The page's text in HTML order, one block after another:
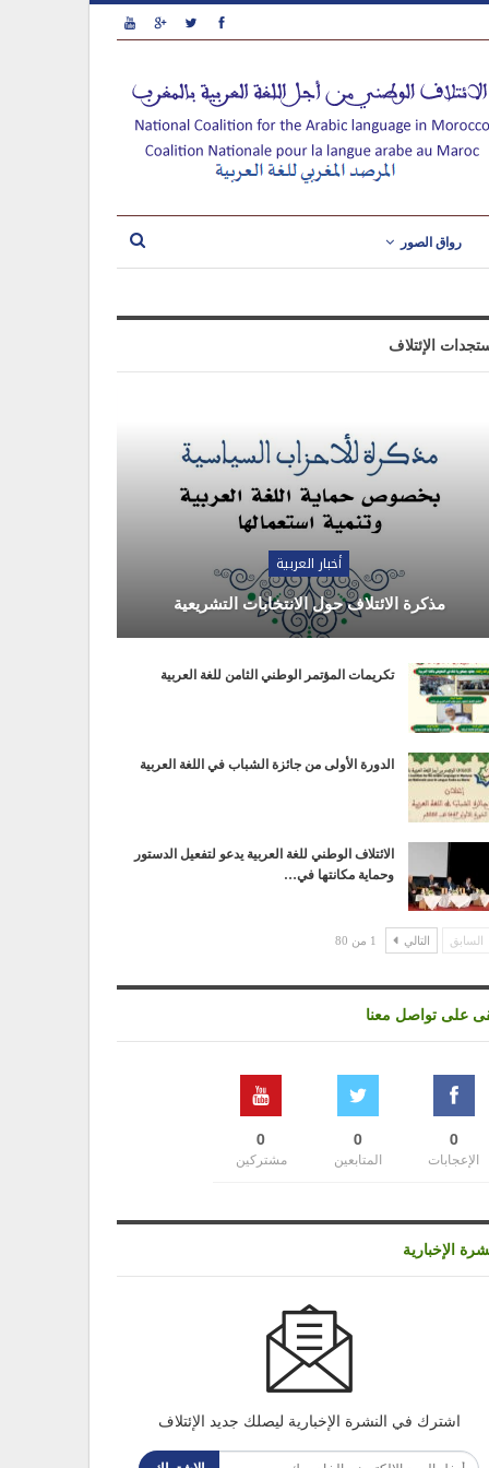
رواق الصور
الإئتلاف
أخبار العربية
مذكرة الائتلاف حول الانتخابات التشريعية
تكريمات المؤتمر الوطني الثامن للغة العربية
الدورة الأولى من جائزة الشباب في اللغة العربية
الائتلاف الوطني للغة العربية يدعو لتفعيل الدستور
وحماية مكانتها في…
السابق التالي 1 من 80
على تواصل معنا
0
الإعجابات
0
المتابعين
0
مشتركين
الإخبارية
اشترك في النشرة الإخبارية ليصلك جديد الإئتلاف